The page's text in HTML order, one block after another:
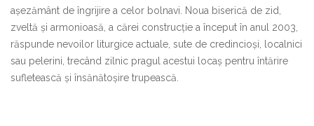
așezământ de îngrijire a celor bolnavi. Noua biserică de zid,
zveltă și armonioasă, a cărei construcție a început în anul 2003,
răspunde nevoilor liturgice actuale, sute de credincioși, localnici
sau pelerini, trecând zilnic pragul acestui locaș pentru întărire
sufletească și însănătoșire trupească.